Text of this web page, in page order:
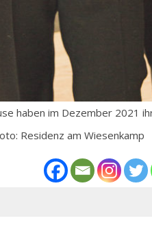
haben im Dezember 2021
Residenz am Wiesenkamp